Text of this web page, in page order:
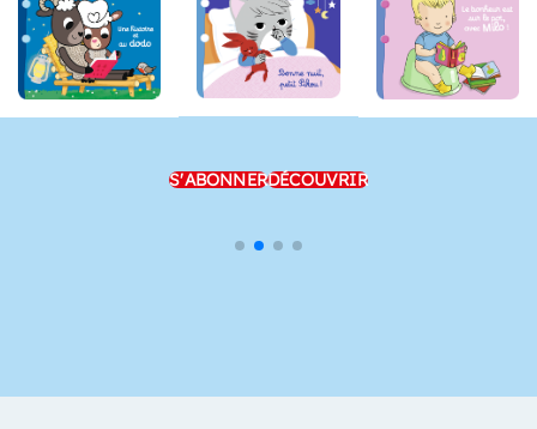
S'ABONNERDÉCOUVRIR